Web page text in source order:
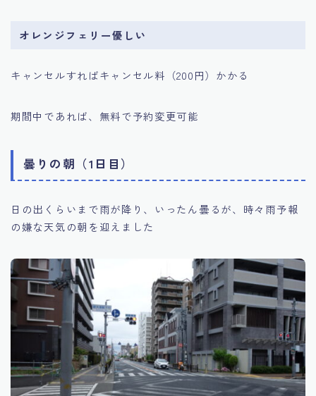
オレンジフェリー優しい
キャンセルすればキャンセル料（200円）かかる
期間中であれば、無料で予約変更可能
曇りの朝（1日目）
日の出くらいまで雨が降り、いったん曇るが、時々雨予報
の嫌な天気の朝を迎えました